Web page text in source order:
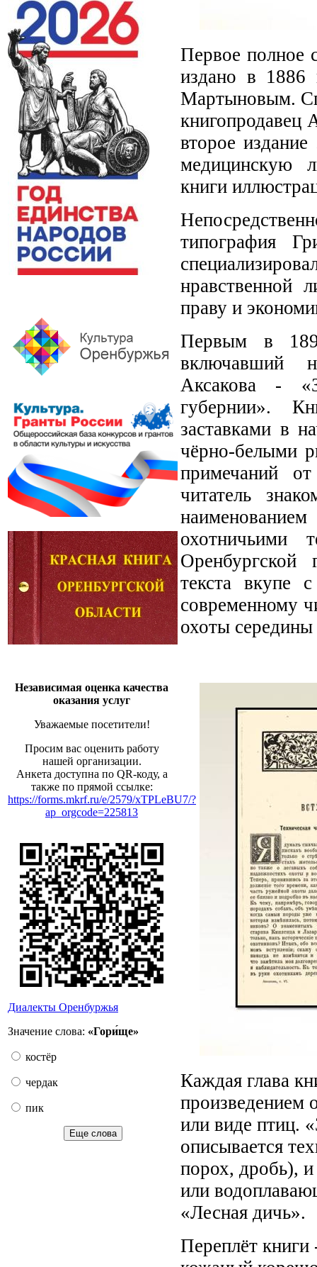
Независимая оценка качества
оказания услуг
Уважаемые посетители!
Просим вас оценить работу
нашей организации.
Анкета доступна по QR-коду, а
также по прямой ссылке:
https://forms.mkrf.ru/e/2579/xTPLeBU7/?
ap_orgcode=225813
Диалекты Оренбуржья
Значение слова: «Гори́ще»
костёр
чердак
пик
Еще слова
Первое полное
издано в 1886
Мартыновым.
книгопродавец
второе
медицинскую
книги
типография
нравственной
праву и
Первым в
включавший
Аксакова -
губернии».
заставками в
чёрно-белыми
примечаний
читатель
охотничьими
Оренбургской
текста вкупе
современному
охоты
Каждая глава
произведением
или виде птиц.
описывается
порох, дробь),
или
«Лесная дичь».
Переплёт книги